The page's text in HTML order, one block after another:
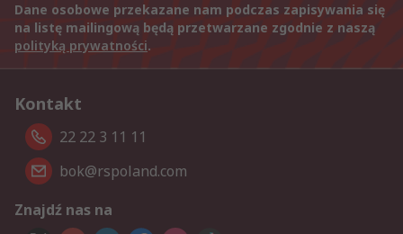
Dane osobowe przekazane nam podczas zapisywania się
na listę mailingową będą przetwarzane zgodnie z naszą
polityką prywatności.
Kontakt
22 22 3 11 11
bok@rspoland.com
Znajdź nas na